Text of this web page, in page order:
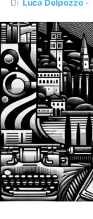
Di Luca Delpozzo -